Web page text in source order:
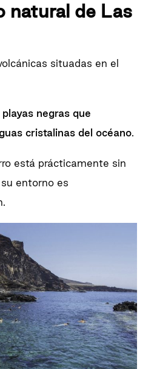
natural de Las
situadas en el
negras que
cristalinas del océano.
está prácticamente sin
entorno es